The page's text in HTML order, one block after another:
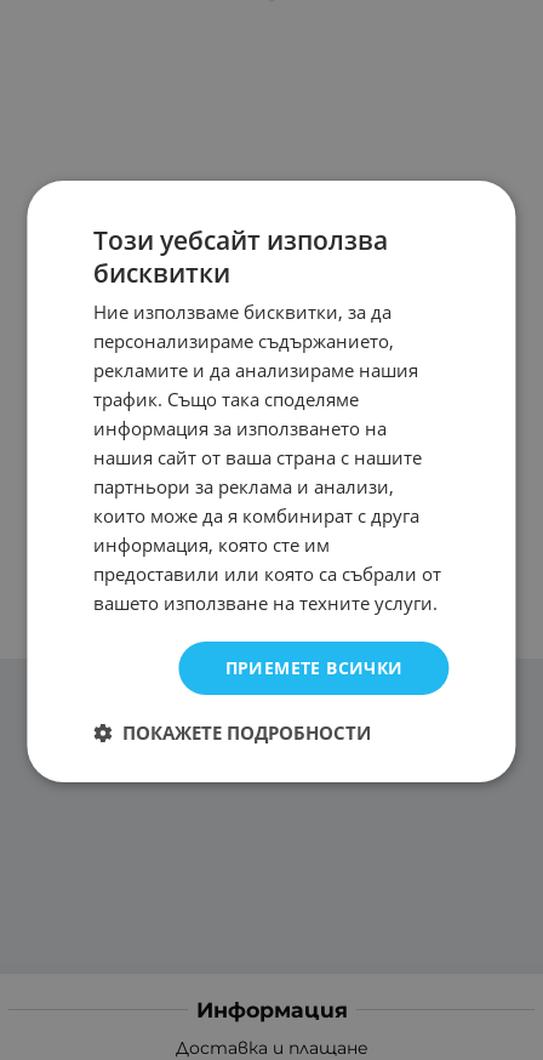
Информация
Доставка и плащане
Този уебсайт използва
бисквитки
Ние използваме бисквитки, за да
персонализираме съдържанието,
рекламите и да анализираме нашия
трафик. Също така споделяме
информация за използването на
нашия сайт от ваша страна с нашите
партньори за реклама и анализи,
които може да я комбинират с друга
информация, която сте им
предоставили или която са събрали от
вашето използване на техните услуги.
ПРИЕМЕТЕ ВСИЧКИ
ПОКАЖЕТЕ ПОДРОБНОСТИ